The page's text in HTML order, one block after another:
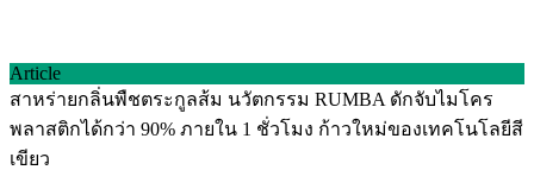
Article
สาหร่ายกลิ่นพืชตระกูลส้ม นวัตกรรม RUMBA ดักจับไมโคร
พลาสติกได้กว่า 90% ภายใน 1 ชั่วโมง ก้าวใหม่ของเทคโนโลยีสี
เขียว